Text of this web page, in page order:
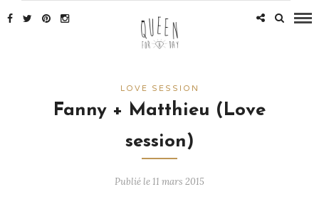
LOVE SESSION
Fanny + Matthieu (Love
session)
Publié le 11 mars 2015